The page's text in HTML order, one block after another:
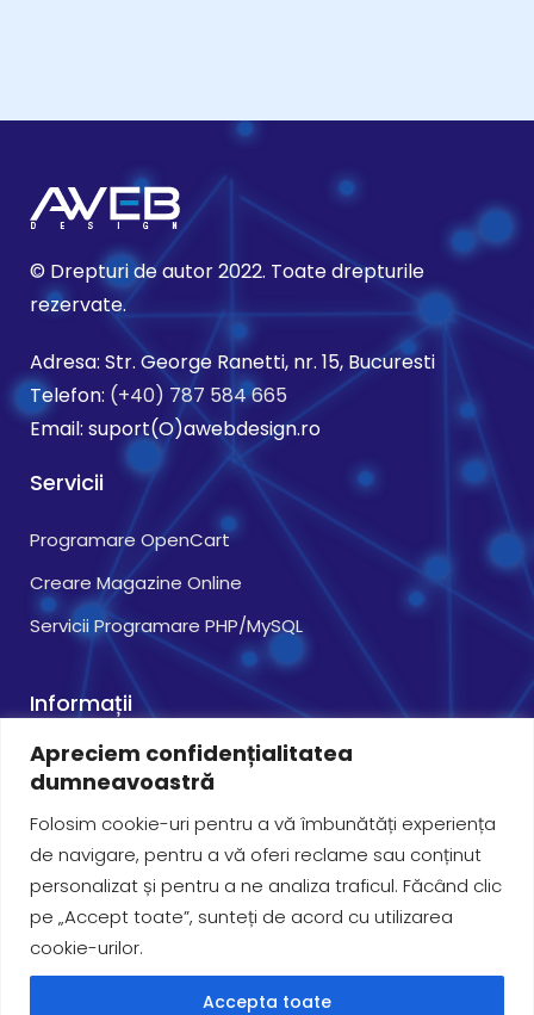
Apreciem confidențialitatea
dumneavoastră
Folosim cookie-uri pentru a vă îmbunătăți experiența
de navigare, pentru a vă oferi reclame sau conținut
personalizat și pentru a ne analiza traficul. Făcând clic
pe „Accept toate”, sunteți de acord cu utilizarea
cookie-urilor.
Accepta toate
© Drepturi de autor 2022. Toate drepturile
rezervate.
Adresa: Str. George Ranetti, nr. 15, Bucuresti
Telefon: (+40) 787 584 665
Email: suport(O)awebdesign.ro
Servicii
Programare OpenCart
Creare Magazine Online
Servicii Programare PHP/MySQL
Informații
Instrumente de Confidențialitate
Politica Cookie-uri
Prelucrarea Datelor